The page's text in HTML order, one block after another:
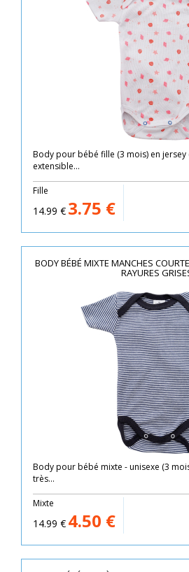
Body pour bébé fille (3 mois) en
extensible...
Fille
14.99 € 3.75 €
BODY BÉBÉ MIXTE MANCHES
RAYURES
Body pour bébé mixte - unisexe (3
très...
Mixte
14.99 € 4.50 €